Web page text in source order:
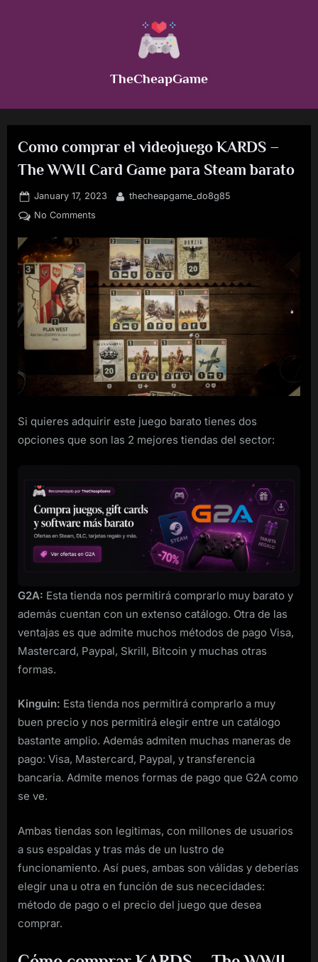
TheCheapGame
Como comprar el videojuego KARDS –
The WWII Card Game para Steam barato
Posted
on
January 17, 2023 By
thecheapgame_do8g85
No Commentson
comprar
videojuego
KARDS
–
The
WWII
Card
Game
para
barato
Si quieres adquirir este juego barato tienes dos
opciones que son las 2 mejores tiendas del sector:
G2A: Esta tienda nos permitirá comprarlo muy barato y
además cuentan con un extenso catálogo. Otra de las
ventajas es que admite muchos métodos de pago Visa,
Mastercard, Paypal, Skrill, Bitcoin y muchas otras
formas.
Kinguin: Esta tienda nos permitirá comprarlo a muy
buen precio y nos permitirá elegir entre un catálogo
bastante amplio. Además admiten muchas maneras de
pago: Visa, Mastercard, Paypal, y transferencia
bancaria. Admite menos formas de pago que G2A como
se ve.
Ambas tiendas son legitimas, con millones de usuarios
a sus espaldas y tras más de un lustro de
funcionamiento. Así pues, ambas son válidas y deberías
elegir una u otra en función de sus nececidades:
método de pago o el precio del juego que desea
comprar.